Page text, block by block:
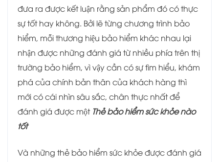
đưa ra được kết luận rằng sản phẩm đó có thực
sự tốt hay không. Bởi lẽ từng chương trình bảo
hiểm, mỗi thương hiệu bảo hiểm khác nhau lại
nhận được những đánh giá từ nhiều phía trên thị
trường bảo hiểm, vì vậy cần có sự tìm hiểu, khám
phá của chính bản thân của khách hàng thì
mới có cái nhìn sâu sắc, chân thực nhất để
đánh giá được một Thẻ bảo hiểm sức khỏe nào
tốt
Và những thẻ bảo hiểm sức khỏe được đánh giá